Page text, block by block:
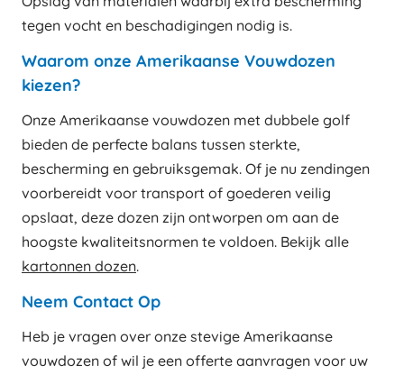
tegen vocht en beschadigingen nodig is.
Waarom onze Amerikaanse Vouwdozen
kiezen?
Onze Amerikaanse vouwdozen met dubbele golf
bieden de perfecte balans tussen sterkte,
bescherming en gebruiksgemak. Of je nu zendingen
voorbereidt voor transport of goederen veilig
opslaat, deze dozen zijn ontworpen om aan de
hoogste kwaliteitsnormen te voldoen. Bekijk alle
kartonnen dozen.
Neem Contact Op
Heb je vragen over onze stevige Amerikaanse
vouwdozen of wil je een offerte aanvragen voor uw